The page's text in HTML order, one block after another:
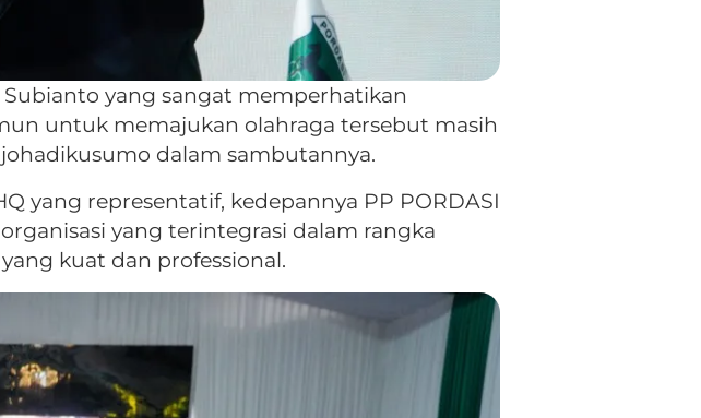
yang sangat memperhatikan
untuk memajukan olahraga tersebut masih
dalam sambutannya.
yang representatif, kedepannya PP PORDASI
yang terintegrasi dalam rangka
kuat dan professional.